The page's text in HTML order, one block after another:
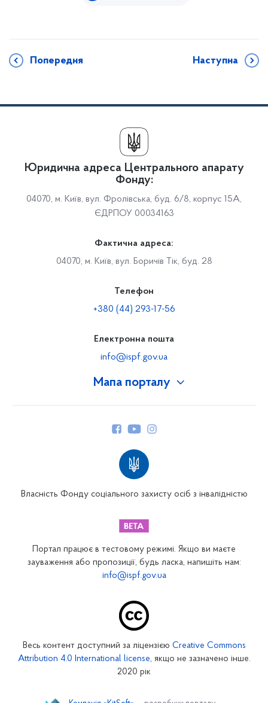
Попередня Наступна
Мапа порталу
Закарпатське відділення
Запорізьке відділення
Кіровоградське відділення
Юридична адреса Центрального апарату
Фонду:
04070, м. Київ, вул. Фролівська, буд. 6/8, корпус 15А,
ЄДРПОУ 00034163
Фактична адреса:
04070, м. Київ, вул. Боричів Тік, буд. 28
Телефон
+380 (44) 293-17-56
Електронна пошта
info@ispf.gov.ua
Власність Фонду соціального захисту осіб з інвалідністю
Портал працює в тестовому режимі. Якщо ви маєте
зауваження або пропозиції, будь ласка, напишіть нам:
info@ispf.gov.ua
Весь контент доступний за ліцензією Creative Commons
Attribution 4.0 International license, якщо не зазначено інше.
2020 рік